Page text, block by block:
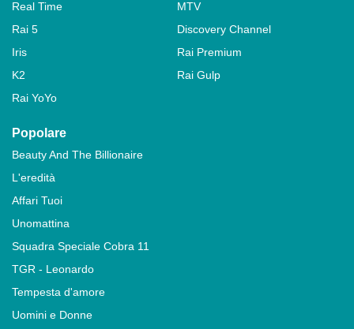
Real Time
MTV
Rai 5
Discovery Channel
Iris
Rai Premium
K2
Rai Gulp
Rai YoYo
Popolare
Beauty And The Billionaire
L'eredità
Affari Tuoi
Unomattina
Squadra Speciale Cobra 11
TGR - Leonardo
Tempesta d'amore
Uomini e Donne